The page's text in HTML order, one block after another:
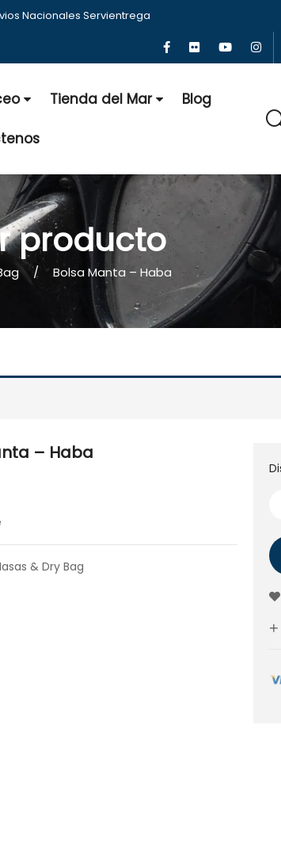
Nacionales Servientrega
Tienda del Mar Blog
producto
Bolsa Manta – Haba
– Haba
& Dry Bag